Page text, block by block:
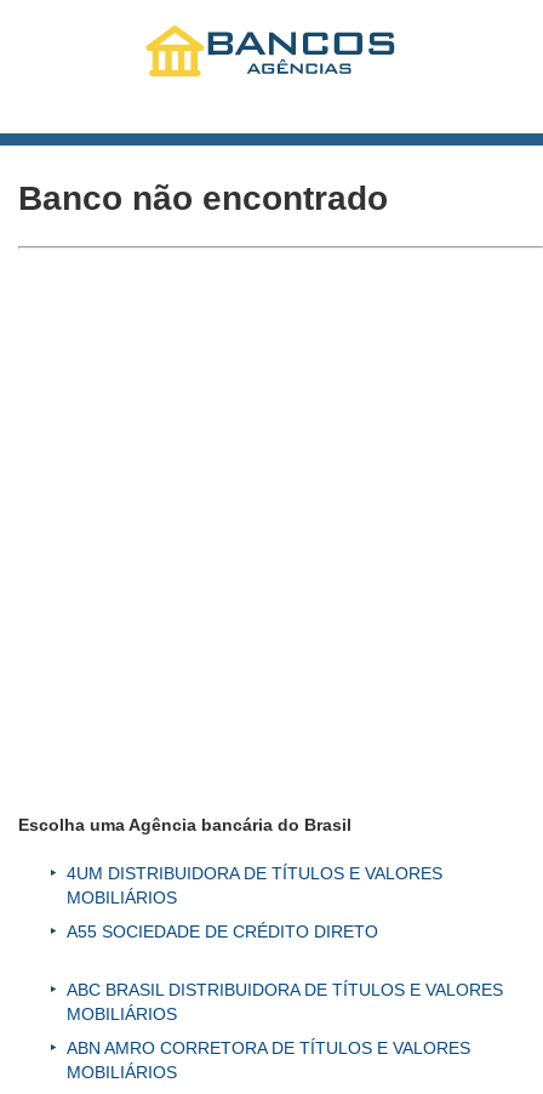
Banco não encontrado
Escolha uma Agência bancária do Brasil
4UM DISTRIBUIDORA DE TÍTULOS E VALORES
MOBILIÁRIOS
A55 SOCIEDADE DE CRÉDITO DIRETO
ABC BRASIL DISTRIBUIDORA DE TÍTULOS E VALORES
MOBILIÁRIOS
ABN AMRO CORRETORA DE TÍTULOS E VALORES
MOBILIÁRIOS